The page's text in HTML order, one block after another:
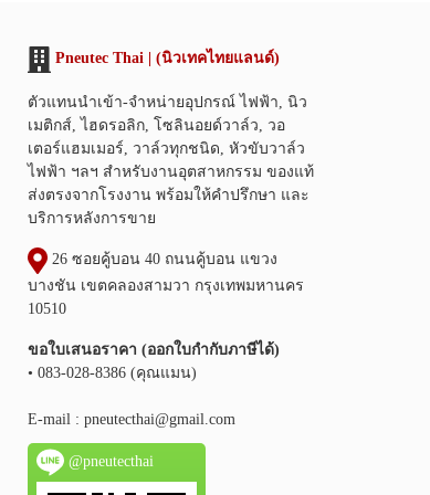
Pneutec Thai | (นิวเทคไทยแลนด์)
ตัวแทนนำเข้า-จำหน่ายอุปกรณ์ ไฟฟ้า, นิว
เมติกส์, ไฮดรอลิก, โซลินอยด์วาล์ว, วอ
เตอร์แฮมเมอร์, วาล์วทุกชนิด, หัวขับวาล์ว
ไฟฟ้า ฯลฯ สำหรับงานอุตสาหกรรม ของแท้
ส่งตรงจากโรงงาน พร้อมให้คำปรึกษา และ
บริการหลังการขาย
26 ซอยคู้บอน 40 ถนนคู้บอน แขวง
บางชัน เขตคลองสามวา กรุงเทพมหานคร
10510
ขอใบเสนอราคา (ออกใบกำกับภาษีได้)
• 083-028-8386 (คุณแมน)
E-mail : pneutecthai@gmail.com
@pneutecthai